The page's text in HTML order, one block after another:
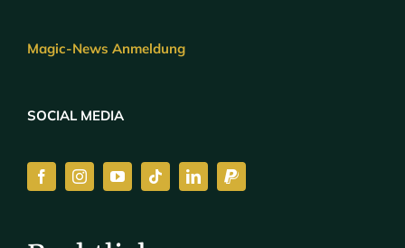
Magic-News Anmeldung
SOCIAL MEDIA